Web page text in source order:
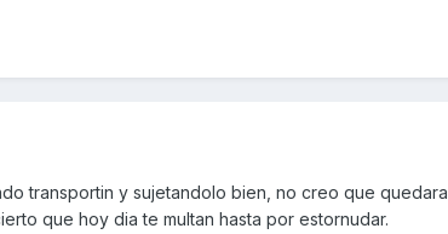
transportin y sujetandolo bien, no creo que
que hoy dia te multan hasta por estornudar.